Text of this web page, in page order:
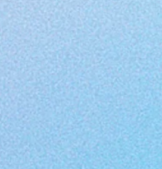
Seuil commande
tournée au national. Le
Seuil
traite de la virilité et
par la violence à travers
se joue en itinérance
Créé en mars 2021 à la
Pour tout renseignement
Grandes Marées